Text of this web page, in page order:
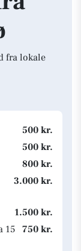
fra lokale
500 kr.
500 kr.
800 kr.
3.000 kr.
1.500 kr.
15 750 kr.